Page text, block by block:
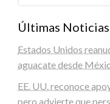
Últimas Noticias
Estados Unidos
aguacate desde
EE. UU. reconoce
pero advierte que